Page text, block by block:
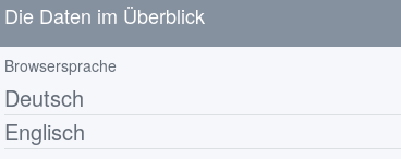
Die Daten im Überblick
Browsersprache
Deutsch
Englisch